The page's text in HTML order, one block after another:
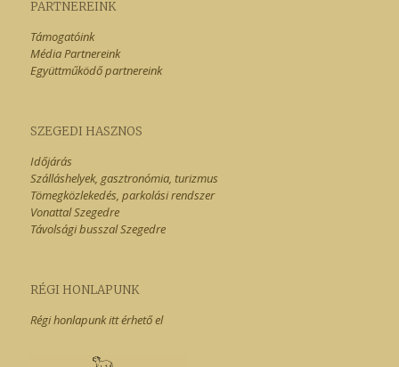
PARTNEREINK
Támogatóink
Média Partnereink
Együttműködő partnereink
SZEGEDI HASZNOS
Időjárás
Szálláshelyek, gasztronómia, turizmus
Tömegközlekedés, parkolási rendszer
Vonattal Szegedre
Távolsági busszal Szegedre
RÉGI HONLAPUNK
Régi honlapunk itt érhető el